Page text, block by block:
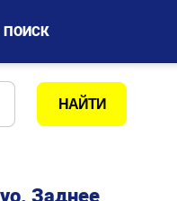
ПОИСК
Заднее